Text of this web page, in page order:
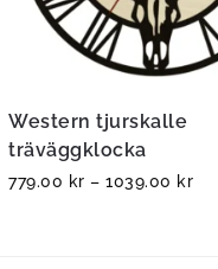
Western tjurskalle
träväggklocka
779.00 kr – 1039.00 kr